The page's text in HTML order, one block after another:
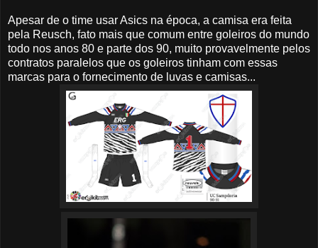
Apesar de o time usar Asics na época, a camisa era feita
pela Reusch, fato mais que comum entre goleiros do mundo
todo nos anos 80 e parte dos 90, muito provavelmente pelos
contratos paralelos que os goleiros tinham com essas
marcas para o fornecimento de luvas e camisas...